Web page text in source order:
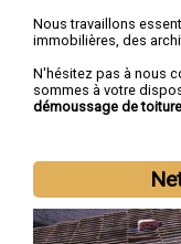
Nous travaillons
immobilières, des
N'hésitez pas à nous
sommes à votre
démoussage de